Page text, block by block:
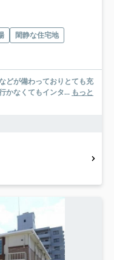
閑静な住宅地
どが備わっておりとても充
かなくてもインタ... もっと